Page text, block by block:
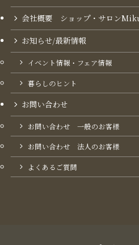
会社概要 ショップ・サロン
お知らせ/最新情報
イベント情報・フェア情報
暮らしのヒント
お問い合わせ
お問い合わせ 一般のお客様
お問い合わせ 法人のお客様
よくあるご質問